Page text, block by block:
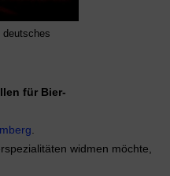
deutsches
für Bier-
widmen möchte,